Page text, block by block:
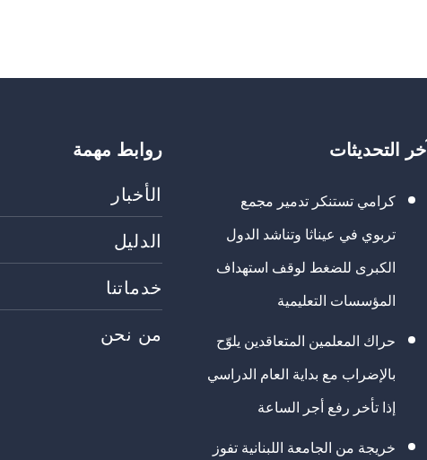
آخر التحديثات
كرامي تستنكر تدمير مجمع
تربوي في عيناثا وتناشد الدول
الكبرى للضغط لوقف استهداف
المؤسسات التعليمية
حراك المعلمين المتعاقدين يلوّح
بالإضراب مع بداية العام الدراسي
إذا تأخر رفع أجر الساعة
خريجة من الجامعة اللبنانية تفوز
روابط مهمة
الأخبار
الدليل
خدماتنا
من نحن